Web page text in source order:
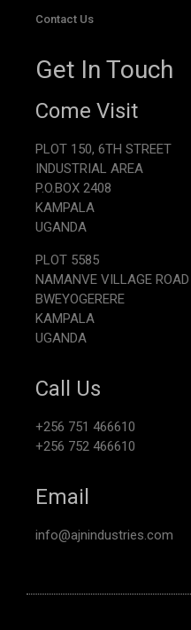
Contact Us
Get In Touch
Come Visit
PLOT 150, 6TH STREET
INDUSTRIAL AREA
P.O.BOX 2408
KAMPALA
UGANDA
PLOT 5585
NAMANVE VILLAGE ROAD
BWEYOGERERE
KAMPALA
UGANDA
Call Us
+256 751 466610
+256 752 466610
Email
info@ajnindustries.com